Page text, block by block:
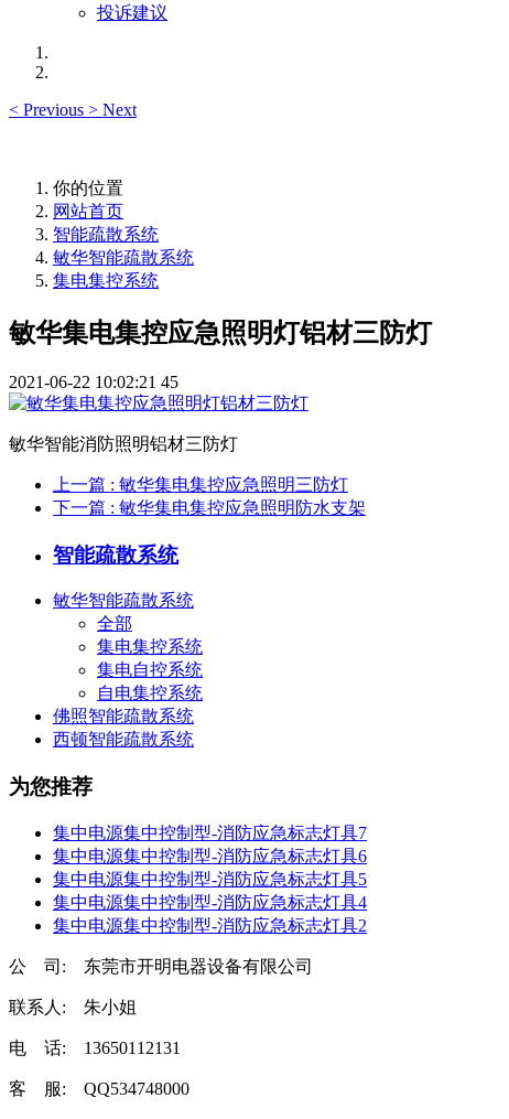
投诉建议
< Previous > Next
你的位置
网站首页
智能疏散系统
敏华智能疏散系统
集电集控系统
敏华集电集控应急照明灯铝材三防灯
2021-06-22 10:02:21 45
敏华智能消防照明铝材三防灯
上一篇 : 敏华集电集控应急照明三防灯
下一篇 : 敏华集电集控应急照明防水支架
智能疏散系统
敏华智能疏散系统
全部
集电集控系统
集电自控系统
自电集控系统
佛照智能疏散系统
西顿智能疏散系统
为您推荐
集中电源集中控制型-消防应急标志灯具7
集中电源集中控制型-消防应急标志灯具6
集中电源集中控制型-消防应急标志灯具5
集中电源集中控制型-消防应急标志灯具4
集中电源集中控制型-消防应急标志灯具2
公 司: 东莞市开明电器设备有限公司
联系人: 朱小姐
电 话: 13650112131
客 服: QQ534748000